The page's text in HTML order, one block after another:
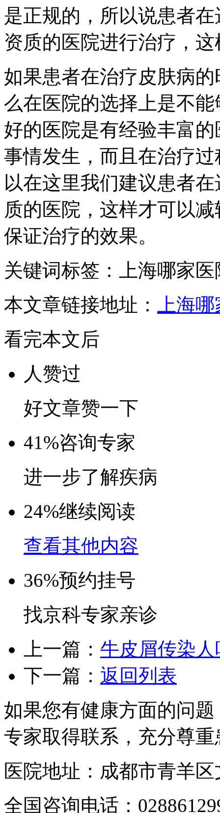
是正规的，所以说患者
资质的医院进行治疗，
如果患者在治疗皮肤病
么在医院的选择上是不
好的医院是有经验丰富
事情发生，而且在治疗
以在这里我们建议患者
质的医院，这样才可以
保证治疗的效果。
关键词标签：上海哪家
本文章链接地址：
上海
看完本文后
人赞过
好文章赞一下
41%咨询专家
进一步了解疾病
24%继续阅读
查看其他内容
36%预约挂号
找京科专家亲诊
上一篇： 牛皮屑传染人
下一篇： 返回列表
如果您有健康方面的问
专家取得联系，充分尊
医院地址：成都市青羊
全国咨询电话：